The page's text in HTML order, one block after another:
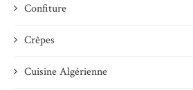
Confiture
Crêpes
Cuisine Algérienne